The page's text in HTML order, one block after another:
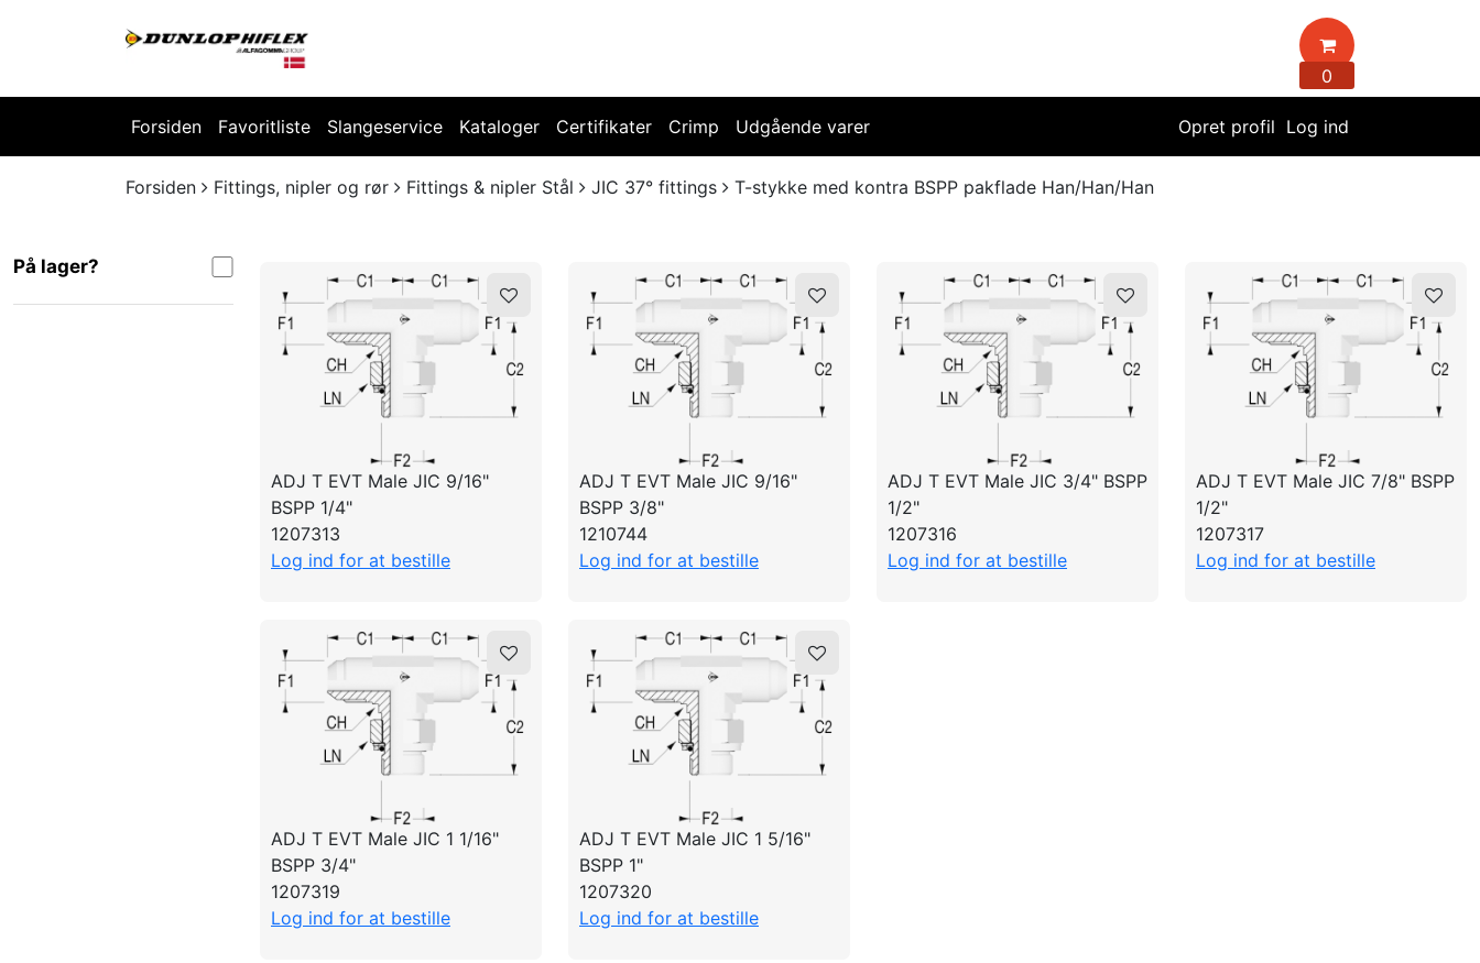
0
Forsiden Favoritliste Slangeservice Kataloger Certifikater Crimp Udgående varer Log ind
Opret profil
Forsiden Fittings, nipler og rør Fittings & nipler Stål JIC 37° fittings T-stykke med kontra BSPP pakflade Han/Han/Han
På lager?
ADJ T EVT Male JIC 9/16"
BSPP 1/4"
1207313
Log ind for at bestille
ADJ T EVT Male JIC 9/16"
BSPP 3/8"
1210744
Log ind for at bestille
ADJ T EVT Male JIC 3/4" BSPP
1/2"
1207316
Log ind for at bestille
ADJ T EVT Male JIC 7/8" BSPP
1/2"
1207317
Log ind for at bestille
ADJ T EVT Male JIC 1 1/16"
BSPP 3/4"
1207319
Log ind for at bestille
ADJ T EVT Male JIC 1 5/16"
BSPP 1"
1207320
Log ind for at bestille